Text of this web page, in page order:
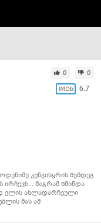
0 0
6.7
კენჭისყრის შემდეგ
მაგრამ წმინდა
ელის ახლადარჩეული
მას ამ